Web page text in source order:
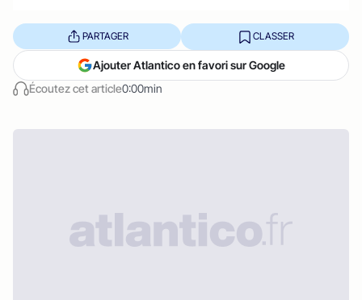
Écoutez cet article0:00min
PARTAGER CLASSER
Ajouter Atlantico en favori sur Google